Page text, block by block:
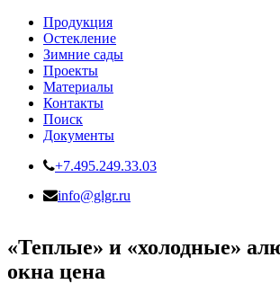
Продукция
Остекление
Зимние сады
Проекты
Материалы
Контакты
Поиск
Документы
+7.495.249.33.03
info@glgr.ru
«Теплые» и «холодные»
окна цена